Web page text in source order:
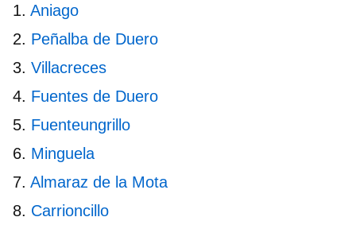
Aniago
Peñalba de Duero
Villacreces
Fuentes de Duero
Fuenteungrillo
Minguela
Almaraz de la Mota
Carrioncillo